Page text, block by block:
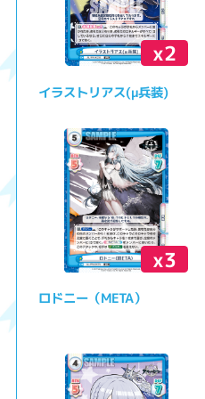
x2
イラストリアス(μ兵装)
x3
ロドニー（META）